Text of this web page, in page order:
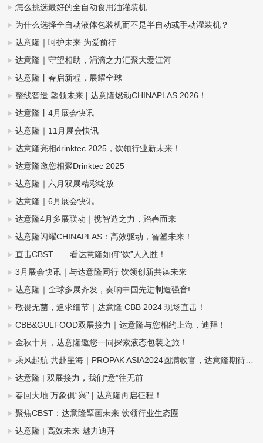
怎么挑选最好的全自动食用油灌装机
为什么选择全自动液体包装机而不是半自动或手动灌装机？
达意隆｜呵护未来 为爱前行
达意隆｜守望相助，涓滴之力汇聚大爱江河
达意隆丨春启新程，展耀全球
整线智造 塑领未来 | 达意隆燃动CHINAPLAS 2026！
达意隆丨4月展会快讯
达意隆｜11月展会快讯
达意隆亮相drinktec 2025，饮领行业新未来！
达意隆邀您相聚Drinktec 2025
达意隆｜六月双展精彩绽放
达意隆｜6月展会快讯
达意隆4月多展联动｜携智造之力，踏春而来
达意隆闪耀CHINAPLAS：高效驱动，智塑未来！
直击CBST——看达意隆如何“饮”人入胜！
3月展会快讯｜与达意隆同行 饮领创新共谋未来
达意隆｜全球多展齐发，奏响中国先进制造强音!
敬畏无菌，追求细节｜达意隆 CBB 2024 现场直击！
CBB&GULFOOD双展接力｜达意隆与您相约上海，迪拜！
金秋十月，达意隆邀您一同探索液态包装之旅！
乘风起航 共赴星海｜PROPAK ASIA2024圆满收官，达意隆期待与您再次相遇！
达意隆 | 双展接力，我们“意”往无前
春回大地 万象俱“兴” | 达意隆再启征程！
聚焦CBST：达意隆擘画未来 饮领行业生态圈
达意隆 | 高效未来 魅力迪拜